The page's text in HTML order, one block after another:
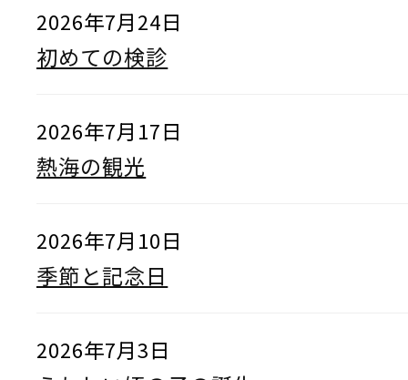
2026年7月24日
初めての検診
2026年7月17日
熱海の観光
2026年7月10日
季節と記念日
2026年7月3日